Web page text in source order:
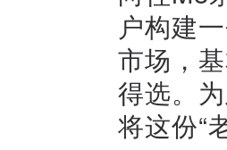
户构建
市场，
得选。
将这份“